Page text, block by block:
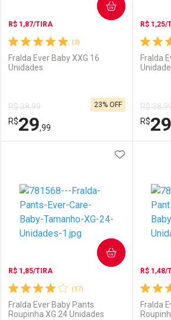
Comprar sem Desconto
Por R$ 15,99/cada
Comprar sem Desconto
Por R$ 15,99/cada
Por
Por
(3)
R$ 1,87/TIRA
Fralda Ever Baby XXG 16
Unidades
R$ 38,99
R$29,99
23% OFF
COMPRAR
Laboratório
Por Menos
R$ 1,25/
Fralda
R$
R$29
Por
(17)
R$ 1,85/TIRA
Fralda Ever Baby Pants
Roupinha XG 24 Unidades
COMPRAR
R$ 1,48/
Fralda